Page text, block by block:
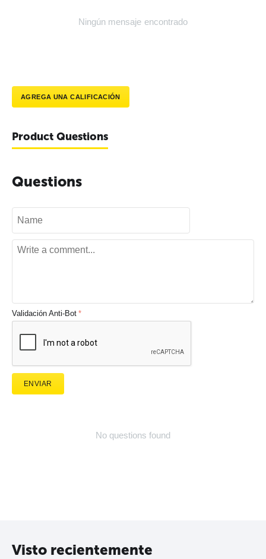
Ningún mensaje encontrado
AGREGA UNA CALIFICACIÓN
Product Questions
Questions
Validación Anti-Bot
ENVIAR
No questions found
Visto recientemente